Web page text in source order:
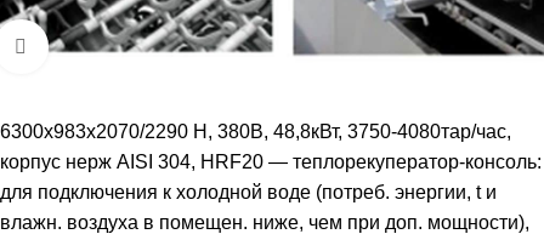
Увеличить
6300x983x2070/2290 H, 380В, 48,8кВт, 3750-4080тар/час,
корпус нерж AISI 304, HRF20 — теплорекуператор-консоль:
для подключения к холодной воде (потреб. энергии, t и
влажн. воздуха в помещен. ниже, чем при доп. мощности),